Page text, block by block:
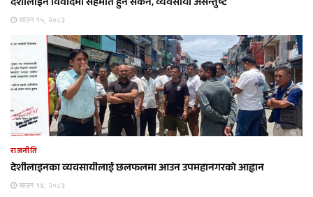
साउन १५, २०८३
राजनीति
देशीलाइनका व्यवसायीलाई छलफलमा आउन उपमहानगरको आह्वान
साउन १४, २०८३